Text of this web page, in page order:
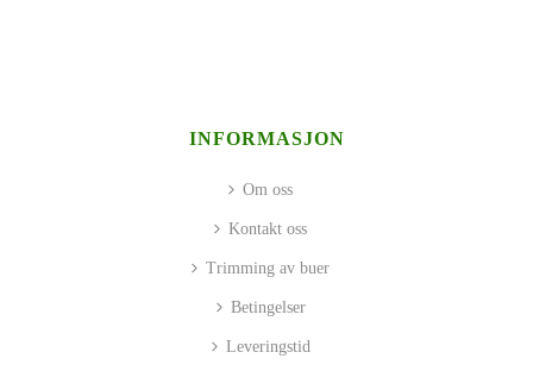
INFORMASJON
Om oss
Kontakt oss
Trimming av buer
Betingelser
Leveringstid